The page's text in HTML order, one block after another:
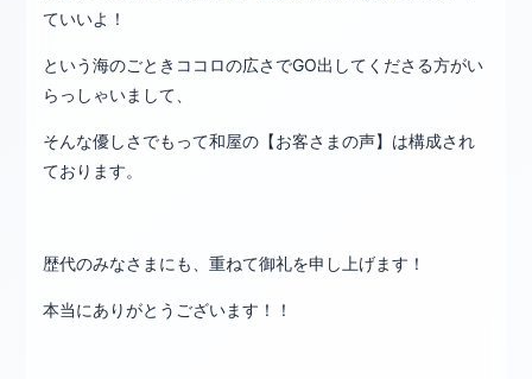
ていいよ！
という海のごときココロの広さでGO出してくださる方がい
らっしゃいまして、
そんな優しさでもって和屋の【お客さまの声】は構成され
ております。
歴代のみなさまにも、重ねて御礼を申し上げます！
本当にありがとうございます！！